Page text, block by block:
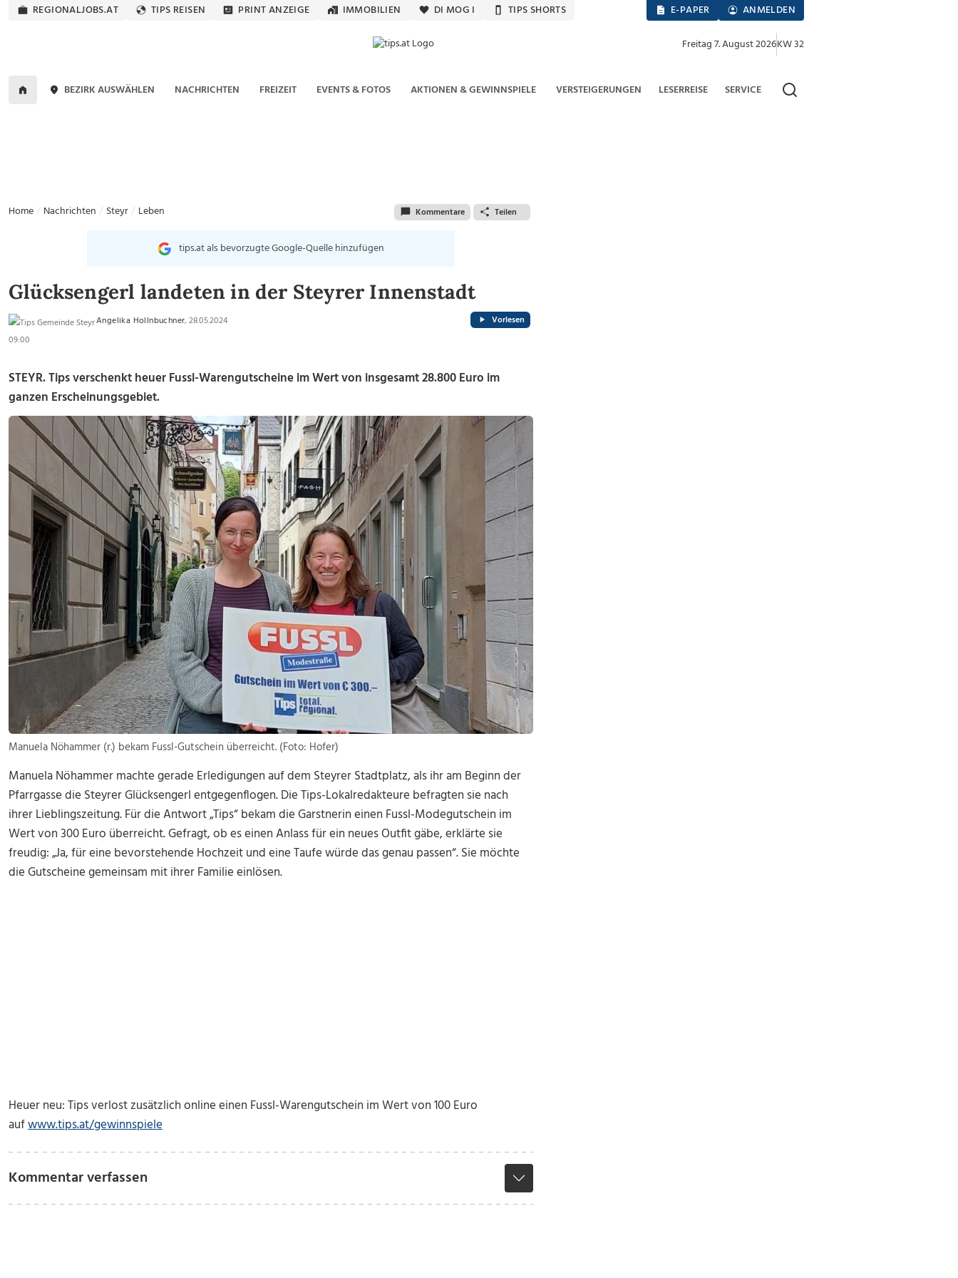
REGIONALJOBS.AT TIPS REISEN PRINT ANZEIGE IMMOBILIEN DI MOG I TIPS SHORTS E-PAPER ANMELDEN
Freitag 7. August 2026KW 32
BEZIRK AUSWÄHLEN NACHRICHTEN FREIZEIT EVENTS & FOTOS AKTIONEN & GEWINNSPIELE VERSTEIGERUNGEN LESERREISE SERVICE
Home Nachrichten Steyr Leben Kommentare Teilen
tips.at als bevorzugte Google-Quelle hinzufügen
Glücksengerl landeten in der Steyrer Innenstadt
Angelika Hollnbuchner, 28.05.2024
09:00
Vorlesen
STEYR. Tips verschenkt heuer Fussl-Warengutscheine im Wert von insgesamt 28.800 Euro im
ganzen Erscheinungsgebiet.
Manuela Nöhammer (r.) bekam Fussl-Gutschein überreicht. (Foto: Hofer)
Manuela Nöhammer machte gerade Erledigungen auf dem Steyrer Stadtplatz, als ihr am Beginn der
Pfarrgasse die Steyrer Glücksengerl entgegenflogen. Die Tips-Lokalredakteure befragten sie nach
ihrer Lieblingszeitung. Für die Antwort „Tips“ bekam die Garstnerin einen Fussl-Modegutschein im
Wert von 300 Euro überreicht. Gefragt, ob es einen Anlass für ein neues Outfit gäbe, erklärte sie
freudig: „Ja, für eine bevorstehende Hochzeit und eine Taufe würde das genau passen“. Sie möchte
die Gutscheine gemeinsam mit ihrer Familie einlösen.
Heuer neu: Tips verlost zusätzlich online einen Fussl-Warengutschein im Wert von 100 Euro
aufwww.tips.at/gewinnspiele
Kommentar verfassen